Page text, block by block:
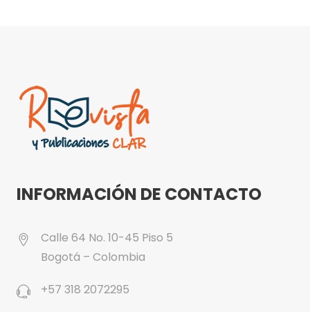
INFORMACIÓN DE CONTACTO
Calle 64 No. 10-45 Piso 5
Bogotá – Colombia
+57 318 2072295